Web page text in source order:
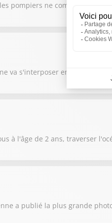
pompiers ne comptent plus
va s'interposer entre la
à l'âge de 2 ans, traverser
a publié la plus grande